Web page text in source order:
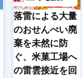
落雷による大量
のおせんべい廃
棄を未然に防
ぐ、米菓工場へ
の雷雲接近を回